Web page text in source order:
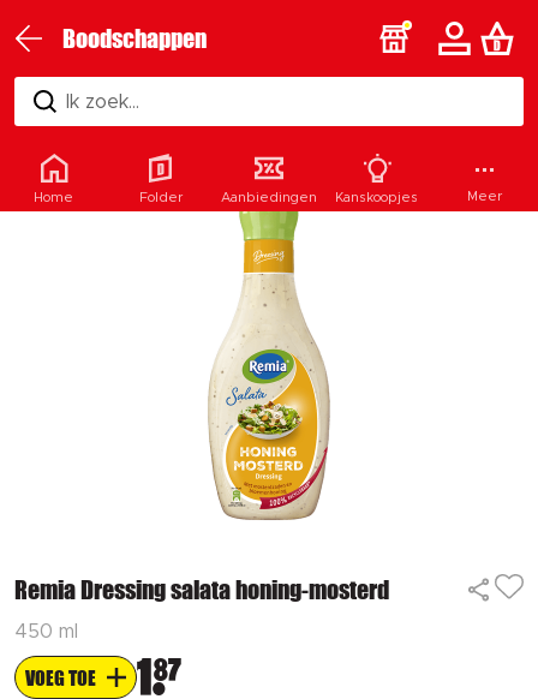
Boodschappen
Ik zoek...
Remia Dressing salata honing-mosterd
450 ml
VOEG TOE 1 87
Home Folder Aanbiedingen Kanskoopjes Meer